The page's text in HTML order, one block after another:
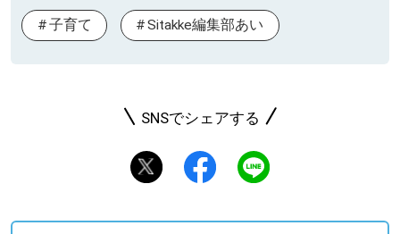
子育て Sitakke編集部あい
SNSでシェアする